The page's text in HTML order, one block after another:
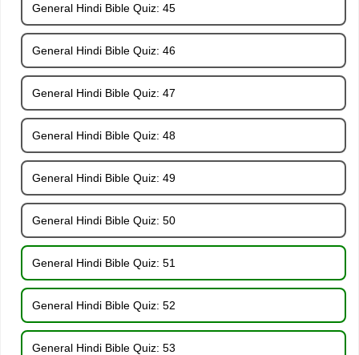
General Hindi Bible Quiz: 45
General Hindi Bible Quiz: 46
General Hindi Bible Quiz: 47
General Hindi Bible Quiz: 48
General Hindi Bible Quiz: 49
General Hindi Bible Quiz: 50
General Hindi Bible Quiz: 51
General Hindi Bible Quiz: 52
General Hindi Bible Quiz: 53